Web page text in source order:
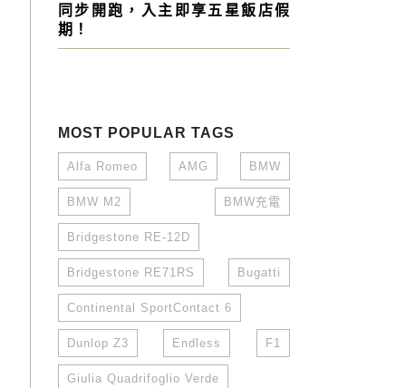
同步開跑，入主即享五星飯店假
期！
MOST POPULAR TAGS
Alfa Romeo AMG BMW
BMW M2 BMW充電
Bridgestone RE-12D
Bridgestone RE71RS Bugatti
Continental SportContact 6
Dunlop Z3 Endless F1
Giulia Quadrifoglio Verde